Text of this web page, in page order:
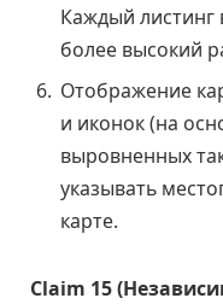
Каждый
более высокий
Отображение
и иконок (на
выровненных
указывать
карте.
Claim 15